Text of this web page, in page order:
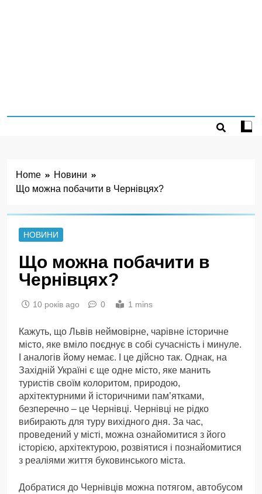
Home
Новини
Що можна побачити в Чернівцях?
НОВИНИ
Що можна побачити в
Чернівцях?
10 років ago 0 1 mins
Кажуть, що Львів неймовірне, чарівне історичне
місто, яке вміло поєднує в собі сучасність і минуле.
І аналогів йому немає. І це дійсно так. Однак, на
Західній Україні є ще одне місто, яке манить
туристів своїм колоритом, природою,
архітектурними й історичними пам’ятками,
безперечно – це Чернівці. Чернівці не рідко
вибирають для туру вихідного дня. За час,
проведений у місті, можна ознайомитися з його
історією, архітектурою, розвіятися і познайомитися
з реаліями життя буковинського міста.
Добратися до Чернівців можна потягом, автобусом